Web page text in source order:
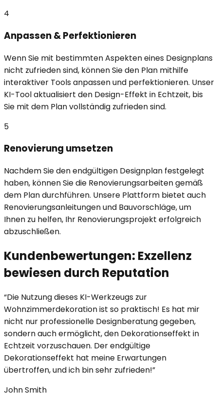
4
Anpassen & Perfektionieren
Wenn Sie mit bestimmten Aspekten eines Designplans
nicht zufrieden sind, können Sie den Plan mithilfe
interaktiver Tools anpassen und perfektionieren. Unser
KI-Tool aktualisiert den Design-Effekt in Echtzeit, bis
Sie mit dem Plan vollständig zufrieden sind.
5
Renovierung umsetzen
Nachdem Sie den endgültigen Designplan festgelegt
haben, können Sie die Renovierungsarbeiten gemäß
dem Plan durchführen. Unsere Plattform bietet auch
Renovierungsanleitungen und Bauvorschläge, um
Ihnen zu helfen, Ihr Renovierungsprojekt erfolgreich
abzuschließen.
Kundenbewertungen: Exzellenz
bewiesen durch Reputation
“Die Nutzung dieses KI-Werkzeugs zur
Wohnzimmerdekoration ist so praktisch! Es hat mir
nicht nur professionelle Designberatung gegeben,
sondern auch ermöglicht, den Dekorationseffekt in
Echtzeit vorzuschauen. Der endgültige
Dekorationseffekt hat meine Erwartungen
übertroffen, und ich bin sehr zufrieden!”
John Smith